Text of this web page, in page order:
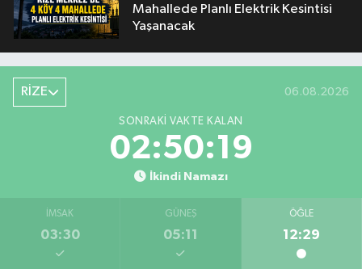
Mahallede Planlı Elektrik Kesintisi
Yaşanacak
RİZE 06.08.2026
SONRAKI VAKTE KALAN
02:50:18
İkindi Namazı
İMSAK
03:30
GÜNEŞ
05:11
ÖĞLE
12:29